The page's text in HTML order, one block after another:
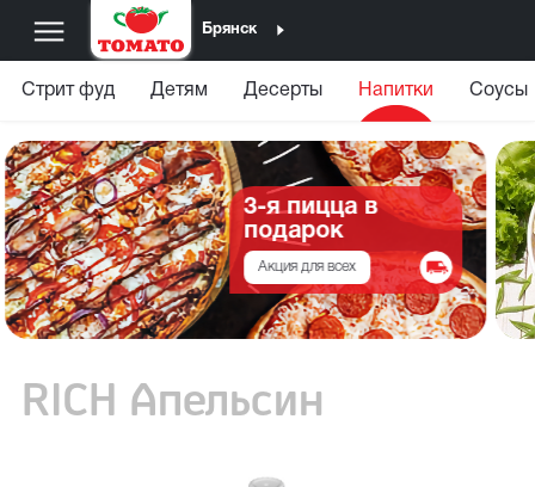
Брянск
Стрит фуд Детям Десерты Напитки Соусы
3-я пицца в
подарок
Акция для всех
RICH Апельсин